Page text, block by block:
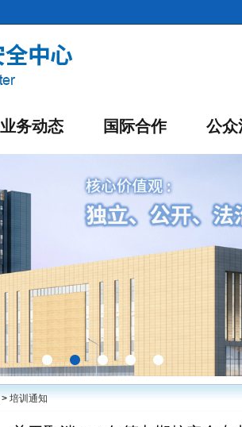
业务动态 国际合作 公众
> 培训通知